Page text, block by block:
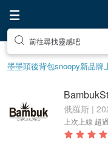
前往尋找靈感吧
墨墨頭後背包snoopy新品牌
俄羅斯 |
上次上線 超